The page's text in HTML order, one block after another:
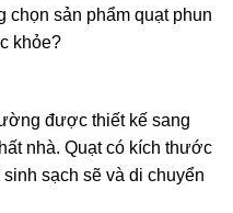
chọn sản phẩm quạt phun
khỏe?
được thiết kế sang
nhà. Quạt có kích thước
sạch sẽ và di chuyển